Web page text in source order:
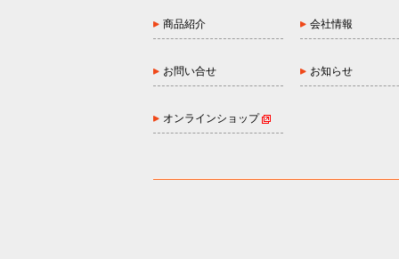
商品紹介 会社情報
お問い合せ お知らせ
オンラインショップ